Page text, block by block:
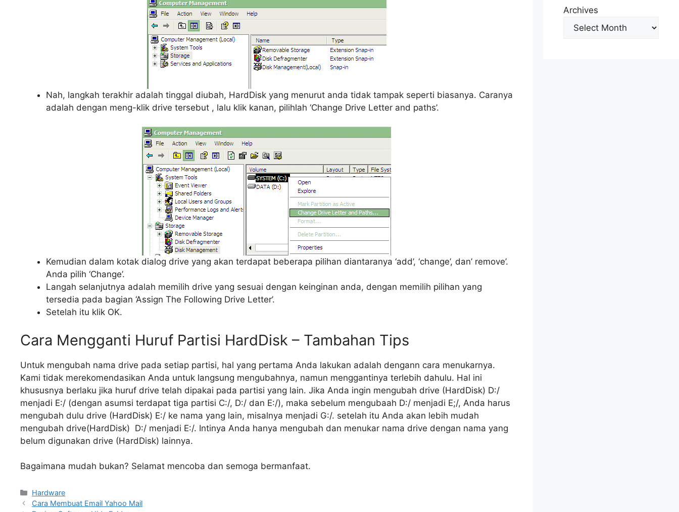
Nah, langkah terakhir adalah tinggal diubah, HardDisk yang menurut anda tidak tampak seperti biasanya. Caranya
adalah dengan meng-klik drive tersebut , lalu klik kanan, pilihlah ‘Change Drive Letter and paths’.
Kemudian dalam kotak dialog drive yang akan terdapat beberapa pilihan diantaranya ‘add’, ‘change’, dan’ remove’.
Anda pilih ‘Change’.
Langah selanjutnya adalah memilih drive yang sesuai dengan keinginan anda, dengan memilih pilihan yang
tersedia pada bagian ‘Assign The Following Drive Letter’.
Setelah itu klik OK.
Cara Mengganti Huruf Partisi HardDisk – Tambahan Tips
Untuk mengubah nama drive pada setiap partisi, hal yang pertama Anda lakukan adalah dengann cara menukarnya.
Kami tidak merekomendasikan Anda untuk langsung mengubahnya, namun menggantinya terlebih dahulu. Hal ini
khususnya berlaku jika huruf drive telah dipakai pada partisi yang lain. Jika Anda ingin mengubah drive (HardDisk) D:/
menjadi E:/ (dengan asumsi terdapat tiga partisi C:/, D:/ dan E:/), maka sebelum mengubaah D:/ menjadi E;/, Anda harus
mengubah dulu drive (HardDisk) E:/ ke nama yang lain, misalnya menjadi G:/. setelah itu Anda akan lebih mudah
mengubah drive(HardDisk) D:/ menjadi E:/. Intinya Anda hanya mengubah dan menukar nama drive dengan nama yang
belum digunakan drive (HardDisk) lainnya.
Bagaimana mudah bukan? Selamat mencoba dan semoga bermanfaat.
Categories
Hardware
Cara Membuat Email Yahoo Mail
Archives